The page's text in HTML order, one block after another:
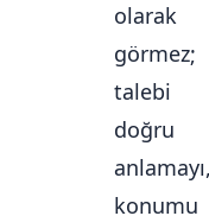
olarak
görmez;
talebi
doğru
konumu